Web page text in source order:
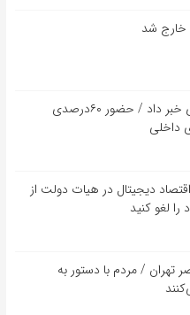
خارج شد
شورای عالی فضای مجازی خبر داد / حضور ۶۰درصدی
داخلی
دیجیتال در هیات دولت از
را لغو کنید
تهران / مردم با دستور به